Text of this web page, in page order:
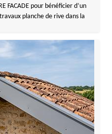
FACADE pour bénéficier d’un
planche de rive dans la